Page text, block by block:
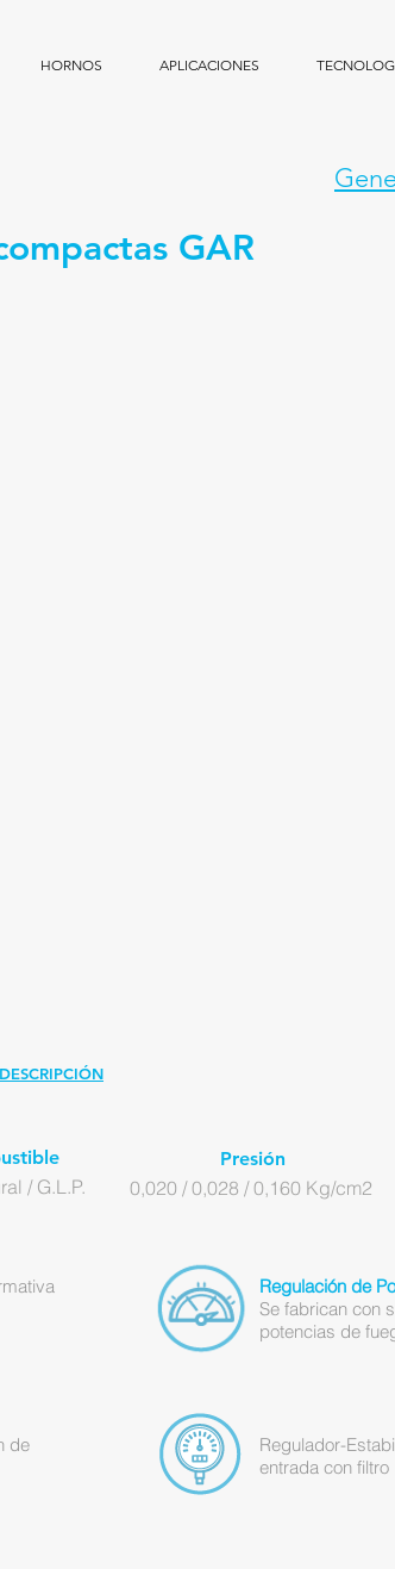
HORNOS APLICACIONES
GAR
DESCRIPCIÓN
Presión
0,020 / 0,028 / 0,160 Kg/cm2
/ G.L.P.
Regulación de
Se fabrican con
potencias de
de
Regulador-
entrada con